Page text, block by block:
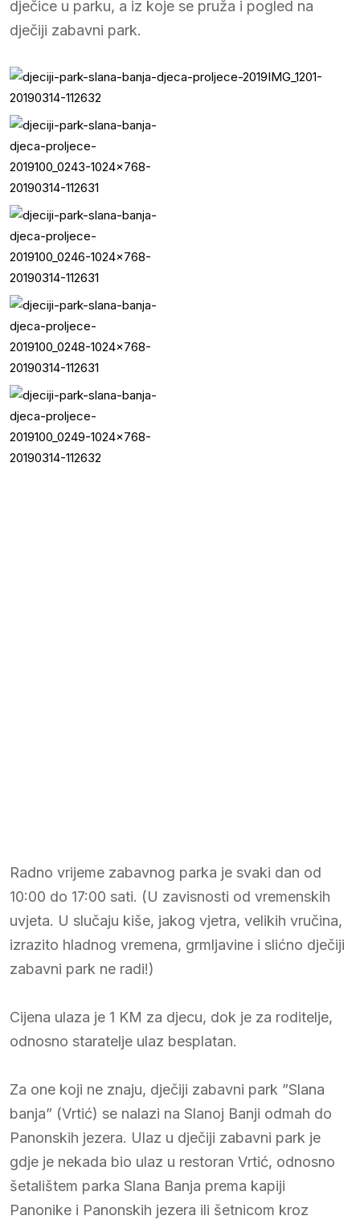
dječice u parku, a iz koje se pruža i pogled na
dječiji zabavni park.
Radno vrijeme zabavnog parka je svaki dan od
10:00 do 17:00 sati. (U zavisnosti od vremenskih
uvjeta. U slučaju kiše, jakog vjetra, velikih vručina,
izrazito hladnog vremena, grmljavine i slićno dječiji
zabavni park ne radi!)
Cijena ulaza je 1 KM za djecu, dok je za roditelje,
odnosno staratelje ulaz besplatan.
Za one koji ne znaju, dječiji zabavni park ”Slana
banja” (Vrtić) se nalazi na Slanoj Banji odmah do
Panonskih jezera. Ulaz u dječiji zabavni park je
gdje je nekada bio ulaz u restoran Vrtić, odnosno
šetalištem parka Slana Banja prema kapiji
Panonike i Panonskih jezera ili šetnicom kroz